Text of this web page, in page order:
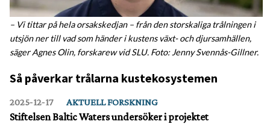
– Vi tittar på hela orsakskedjan – från den storskaliga trålningen i
utsjön ner till vad som händer i kustens växt- och djursamhällen,
säger Agnes Olin, forskarew vid SLU. Foto: Jenny Svennås-Gillner.
Så påverkar trålarna kustekosystemen
2025‑12‑17 AKTUELL FORSKNING
Stiftelsen Baltic Waters undersöker i projektet